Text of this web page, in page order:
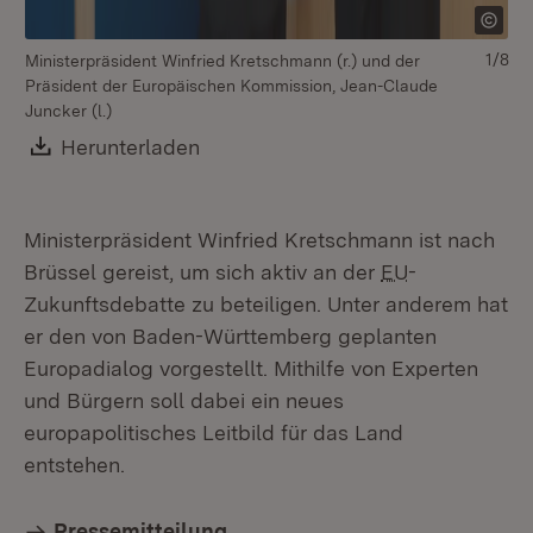
Ministerpräsident Winfried Kretschmann (r.) und der
Präsident der Europäischen Kommission, Jean-Claude
Juncker (l.)
Download:
Herunterladen
1/8
Ministerpräsident Winfried Kretschmann ist nach
Brüssel gereist, um sich aktiv an der EU-
Zukunftsdebatte zu beteiligen. Unter anderem hat
er den von Baden-Württemberg geplanten
Europadialog vorgestellt. Mithilfe von Experten
und Bürgern soll dabei ein neues
europapolitisches Leitbild für das Land
entstehen.